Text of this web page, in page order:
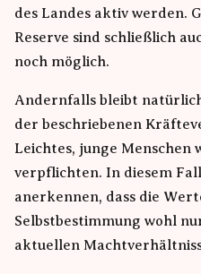
des Landes aktiv werden.
Reserve sind schließlich
noch möglich.
Andernfalls bleibt
der beschriebenen
Leichtes, junge
verpflichten. In diesem
anerkennen, dass die
Selbstbestimmung wohl
aktuellen